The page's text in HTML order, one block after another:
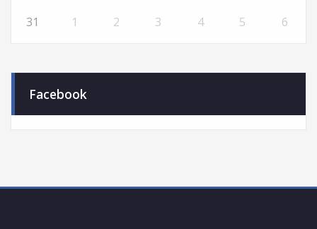
31 1 2 3 4 5 6
Facebook